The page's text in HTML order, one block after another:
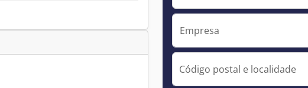
Empresa
Código postal e localidade